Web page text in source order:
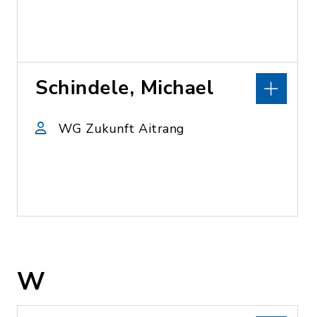
Schindele, Michael
WG Zukunft Aitrang
W